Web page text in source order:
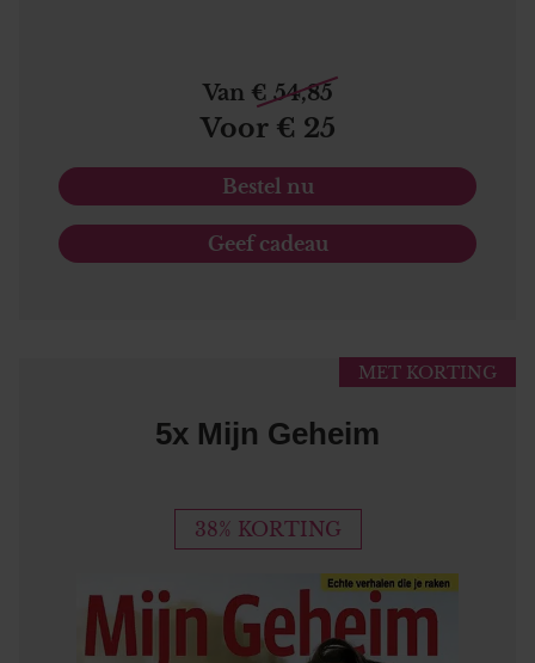
Van € 54,85
Voor € 25
Bestel nu
Geef cadeau
MET KORTING
5x Mijn Geheim
38% KORTING